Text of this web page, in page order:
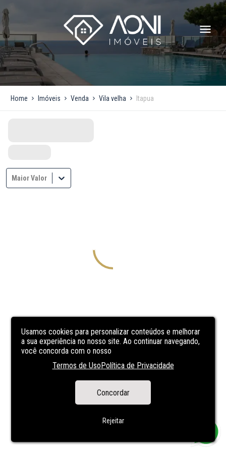
Usamos cookies para personalizar conteúdos e melhorar
a sua experiência no nosso site. Ao continuar navegando,
você concorda com o nosso
Termos de UsoPolítica de Privacidade
Concordar
Rejeitar
Home Imóveis Venda Vila velha Itapua
Maior Valor